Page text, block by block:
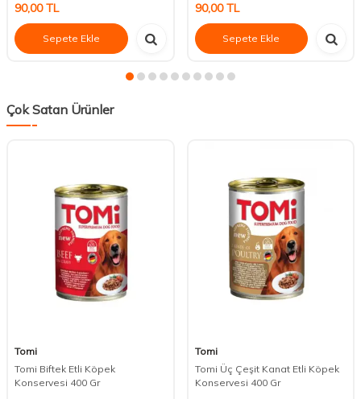
90,00TL
Sepete Ekle
90,00TL
Sepete Ekle
Çok Satan Ürünler
Tomi
Tomi Biftek Etli Köpek
Konservesi 400 Gr
Tomi
Tomi Üç Çeşit Kanat Etli Köpek
Konservesi 400 Gr